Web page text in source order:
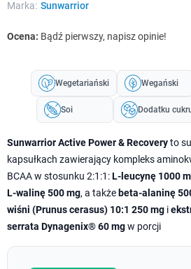
Marka: Sunwarrior
Ocena: Bądź pierwszy, napisz opinie!
Wegetariański Wegański
Soi Dodatku
Sunwarrior Active Power & Recoveryto
kapsułkach zawierający kompleks
BCAA w stosunku 2:1:1:L-leucynę 1000
L-walinę 500 mg, a także beta-alaninę
wiśni (Prunus cerasus) 10:1 250 mg i
serrata Dynagenix® 60 mgw porcji